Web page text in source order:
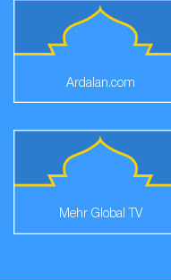
Ardalan.com
Mehr Global TV